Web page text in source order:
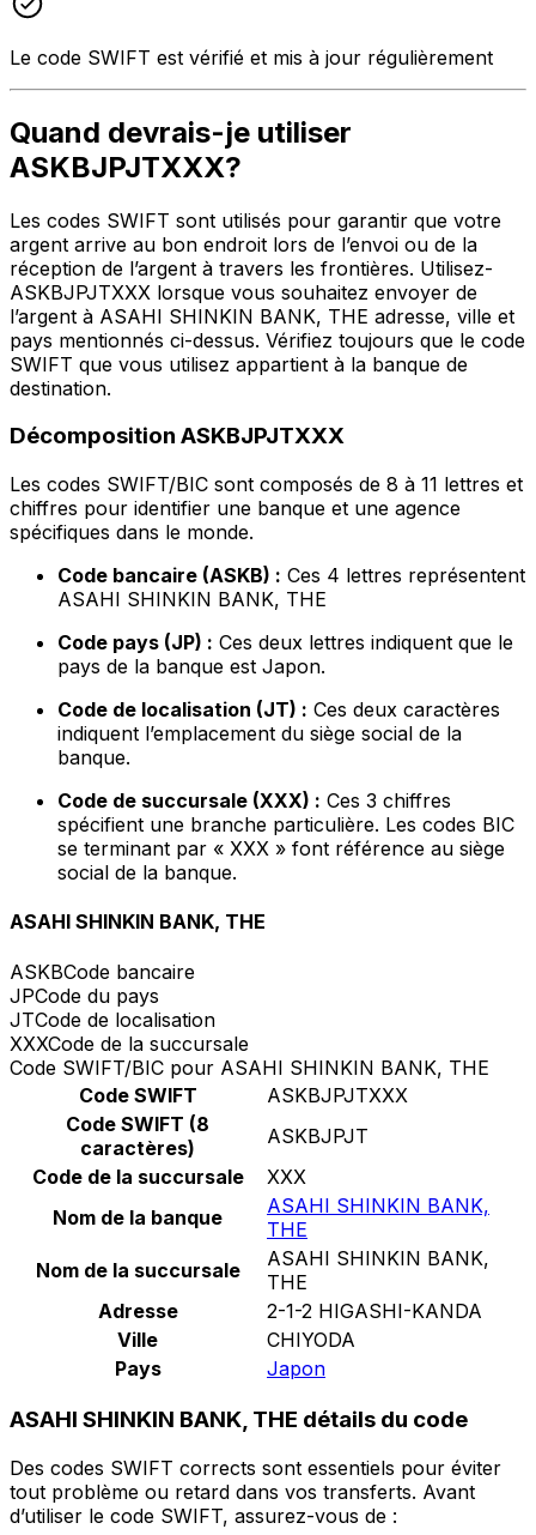
Le code SWIFT est vérifié et mis à jour régulièrement
Quand devrais-je utiliser
ASKBJPJTXXX?
Les codes SWIFT sont utilisés pour garantir que votre
argent arrive au bon endroit lors de l’envoi ou de la
réception de l’argent à travers les frontières. Utilisez-
ASKBJPJTXXX lorsque vous souhaitez envoyer de
l’argent à ASAHI SHINKIN BANK, THE adresse, ville et
pays mentionnés ci-dessus. Vérifiez toujours que le code
SWIFT que vous utilisez appartient à la banque de
destination.
Décomposition ASKBJPJTXXX
Les codes SWIFT/BIC sont composés de 8 à 11 lettres et
chiffres pour identifier une banque et une agence
spécifiques dans le monde.
Code bancaire (ASKB) : Ces 4 lettres représentent
ASAHI SHINKIN BANK, THE
Code pays (JP) : Ces deux lettres indiquent que le
pays de la banque est Japon.
Code de localisation (JT) : Ces deux caractères
indiquent l’emplacement du siège social de la
banque.
Code de succursale (XXX) : Ces 3 chiffres
spécifient une branche particulière. Les codes BIC
se terminant par « XXX » font référence au siège
social de la banque.
ASAHI SHINKIN BANK, THE
ASKBCode bancaire
JPCode du pays
JTCode de localisation
XXXCode de la succursale
Code SWIFT/BIC pour ASAHI SHINKIN BANK, THE
Code SWIFT
ASKBJPJTXXX
Code SWIFT (8
caractères)
ASKBJPJT
Code de la succursale
XXX
Nom de la banque
ASAHI SHINKIN BANK,
THE
Nom de la succursale
ASAHI SHINKIN BANK,
THE
Adresse
2-1-2 HIGASHI-KANDA
Ville
CHIYODA
Pays
Japon
ASAHI SHINKIN BANK, THE détails du code
Des codes SWIFT corrects sont essentiels pour éviter
tout problème ou retard dans vos transferts. Avant
d’utiliser le code SWIFT, assurez-vous de :